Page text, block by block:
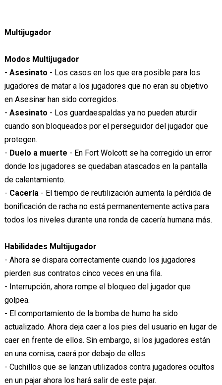
Multijugador
Modos Multijugador
- Asesinato - Los casos en los que era posible para los
jugadores de matar a los jugadores que no eran su objetivo
en Asesinar han sido corregidos.
- Asesinato - Los guardaespaldas ya no pueden aturdir
cuando son bloqueados por el perseguidor del jugador que
protegen.
- Duelo a muerte - En Fort Wolcott se ha corregido un error
donde los jugadores se quedaban atascados en la pantalla
de calentamiento.
- Cacería - El tiempo de reutilización aumenta la pérdida de
bonificación de racha no está permanentemente activa para
todos los niveles durante una ronda de cacería humana más.
Habilidades Multijugador
- Ahora se dispara correctamente cuando los jugadores
pierden sus contratos cinco veces en una fila.
- Interrupción, ahora rompe el bloqueo del jugador que
golpea.
- El comportamiento de la bomba de humo ha sido
actualizado. Ahora deja caer a los pies del usuario en lugar de
caer en frente de ellos. Sin embargo, si los jugadores están
en una cornisa, caerá por debajo de ellos.
- Cuchillos que se lanzan utilizados contra jugadores ocultos
en un pajar ahora los hará salir de este pajar.